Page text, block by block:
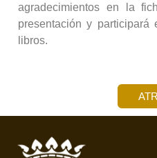
agradecimientos en la
presentación y
libros.